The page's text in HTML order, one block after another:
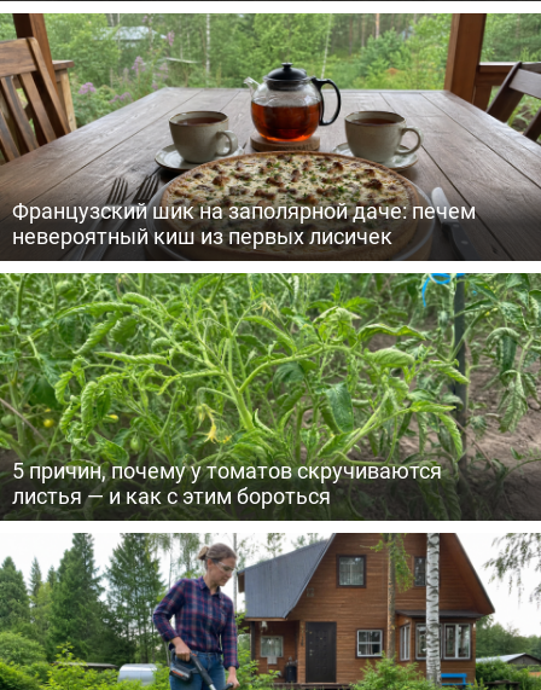
Французский шик на заполярной даче: печем
невероятный киш из первых лисичек
5 причин, почему у томатов скручиваются
листья — и как с этим бороться